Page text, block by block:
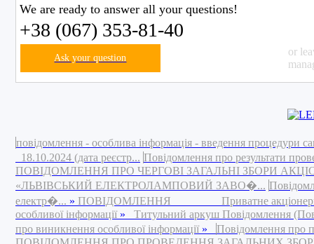
We are ready to answer all your questions!
+38 (067) 353-81-40
Ask your question
or
повідомлення - особлива інформація - введення процедури
18.10.2024 (дата реєстр... Повідомлення про результати
ПОВІДОМЛЕННЯ ПРО ЧЕРГОВІ ЗАГАЛЬНІ ЗБОРИ
«ЛЬВІВСЬКИЙ ЕЛЕКТРОЛАМПОВИЙ ЗАВО�...
електр�... » ПОВІДОМЛЕННЯ Приватне акціонерне
особливої інформації »
Титульний аркуш Повідомлення
про виникнення особливої інформації »
Повідомлення про